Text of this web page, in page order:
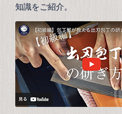
知識をご紹介。